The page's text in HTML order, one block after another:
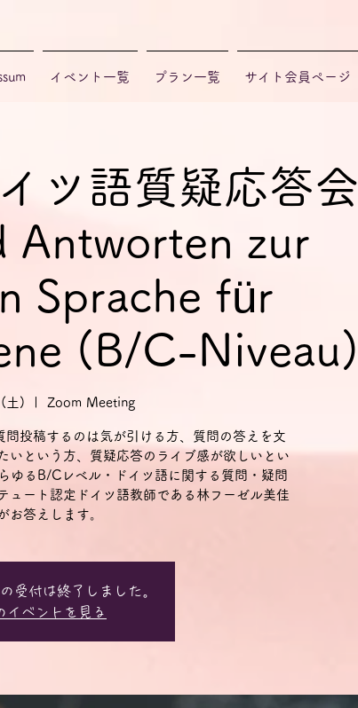
ツ語質疑応答会
Antworten zur
Sprache für
(B/C-Niveau)
土) Zoom Meeting
投稿するのは気が引ける方、質問の答えを文
いという方、質疑応答のライブ感が欲しいとい
ゆるB/Cレベル・ドイツ語に関する質問・疑問
ュート認定ドイツ語教師である林フーゼル美佳
お答えします。
受付は終了しました。
イベントを見る
イベント一覧 プラン一覧 サイト会員ページ